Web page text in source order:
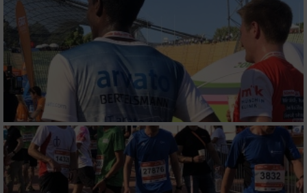
Verwendung von Profilen zur Auswahl
personalisierter Werbung
Erstellung von Profilen zur Personalisierung
von Inhalten
Verwendung von Profilen zur Auswahl
personalisierter Inhalte
Messung der Werbeleistung